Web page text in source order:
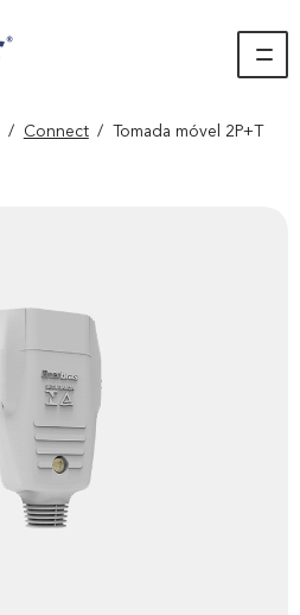
/ Connect /
Tomada móvel 2P+T